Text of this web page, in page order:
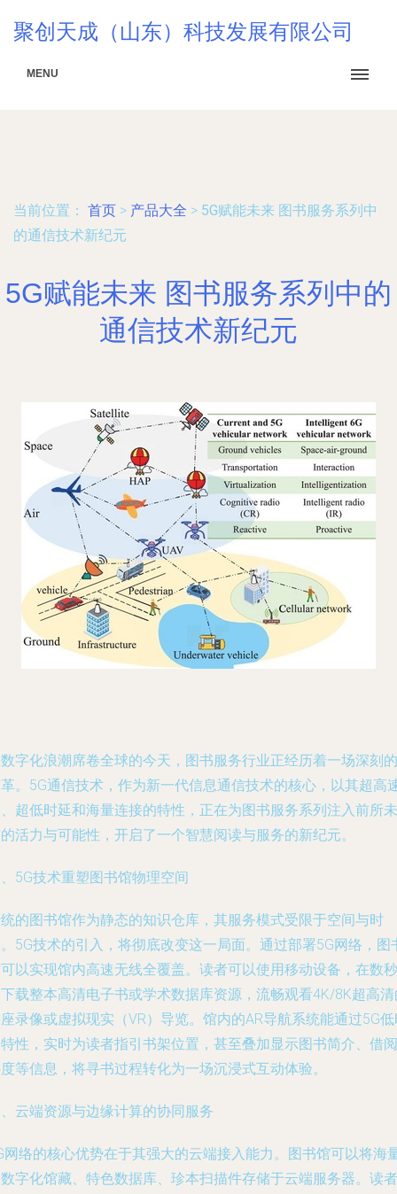
聚创天成（山东）科技发展有限公司
MENU
当前位置： 首页 > 产品大全 > 5G赋能未来 图书服务系列中
的通信技术新纪元
5G赋能未来 图书服务系列中的
通信技术新纪元
字化浪潮席卷全球的今天，图书服务行业正经历着一场深刻的
。5G通信技术，作为新一代信息通信技术的核心，以其超高
超低时延和海量连接的特性，正在为图书服务系列注入前所未
活力与可能性，开启了一个智慧阅读与服务的新纪元。
5G技术重塑图书馆物理空间
的图书馆作为静态的知识仓库，其服务模式受限于空间与时
5G技术的引入，将彻底改变这一局面。通过部署5G网络，图
以实现馆内高速无线全覆盖。读者可以使用移动设备，在数秒
载整本高清电子书或学术数据库资源，流畅观看4K/8K超高
录像或虚拟现实（VR）导览。馆内的AR导航系统能通过5G
性，实时为读者指引书架位置，甚至叠加显示图书简介、借阅
等信息，将寻书过程转化为一场沉浸式互动体验。
云端资源与边缘计算的协同服务
网络的核心优势在于其强大的云端接入能力。图书馆可以将海
字化馆藏、特色数据库、珍本扫描件存储于云端服务器。读者